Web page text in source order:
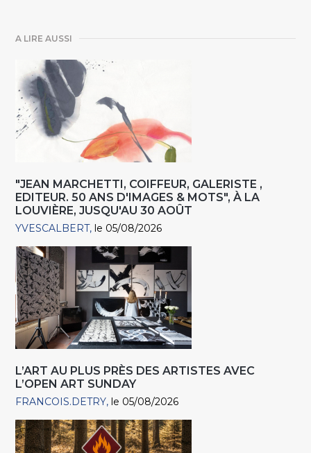
A LIRE AUSSI
"JEAN MARCHETTI, COIFFEUR, GALERISTE ,
EDITEUR. 50 ANS D'IMAGES & MOTS", À LA
LOUVIÈRE, JUSQU'AU 30 AOÛT
YVESCALBERT le 05/08/2026
L’ART AU PLUS PRÈS DES ARTISTES AVEC
L’OPEN ART SUNDAY
FRANCOIS.DETRY le 05/08/2026